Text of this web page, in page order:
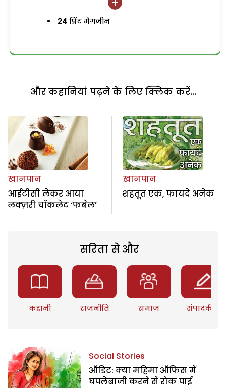
24 प्रिंट मैगजीन
और कहानियां पढ़ने के लिए क्लिक करें...
खानपान
आईटीसी लेकर आया
लक्ज़री चॉकलेट ‘फबेल’
खानपान
शहतूत एक, फायदे अनेक
सरिता से और
कहानी राजनीति समाज संपादकीय
Social Stories
ऑडिट: क्या महिमा ऑफिस में
घपलेबाजी करने से रोक पाई